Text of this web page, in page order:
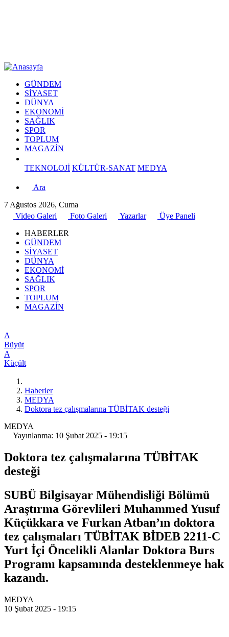
GÜNDEM
SİYASET
DÜNYA
EKONOMİ
SAĞLIK
SPOR
TOPLUM
MAGAZİN
TEKNOLOJİ KÜLTÜR-SANAT MEDYA
Ara
7 Ağustos 2026, Cuma
Video Galeri
Foto Galeri Yazarlar
Üye Paneli
HABERLER
GÜNDEM
SİYASET
DÜNYA
EKONOMİ
SAĞLIK
SPOR
TOPLUM
MAGAZİN
A
Büyüt
A
Küçült
Haberler
MEDYA
Doktora tez çalışmalarına TÜBİTAK desteği
MEDYA
Yayınlanma: 10 Şubat 2025 - 19:15
Doktora tez çalışmalarına TÜBİTAK
desteği
SUBÜ Bilgisayar Mühendisliği Bölümü
Araştırma Görevlileri Muhammed Yusuf
Küçükkara ve Furkan Atban’ın doktora
tez çalışmaları TÜBİTAK BİDEB 2211-C
Yurt İçi Öncelikli Alanlar Doktora Burs
Programı kapsamında desteklenmeye hak
kazandı.
MEDYA
10 Şubat 2025 - 19:15